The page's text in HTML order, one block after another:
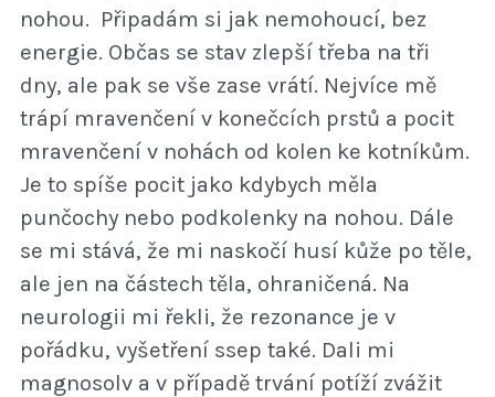
nohou. Připadám si jak nemohoucí, bez
energie. Občas se stav zlepší třeba na tři
dny, ale pak se vše zase vrátí. Nejvíce mě
trápí mravenčení v konečcích prstů a pocit
mravenčení v nohách od kolen ke kotníkům.
Je to spíše pocit jako kdybych měla
punčochy nebo podkolenky na nohou. Dále
se mi stává, že mi naskočí husí kůže po těle,
ale jen na částech těla, ohraničená. Na
neurologii mi řekli, že rezonance je v
pořádku, vyšetření ssep také. Dali mi
magnosolv a v případě trvání potíží zvážit